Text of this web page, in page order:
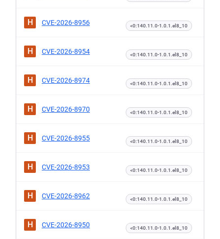
H CVE-2026-8956 <0:140.11.0-1.0.1.el8_10
H CVE-2026-8954 <0:140.11.0-1.0.1.el8_10
H CVE-2026-8974 <0:140.11.0-1.0.1.el8_10
H CVE-2026-8970 <0:140.11.0-1.0.1.el8_10
H CVE-2026-8955 <0:140.11.0-1.0.1.el8_10
H CVE-2026-8953 <0:140.11.0-1.0.1.el8_10
H CVE-2026-8962 <0:140.11.0-1.0.1.el8_10
H CVE-2026-8950 <0:140.11.0-1.0.1.el8_10